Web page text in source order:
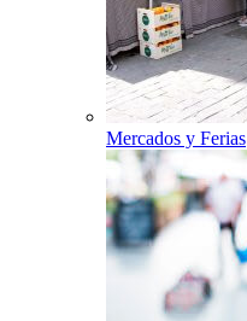
Mercados y Ferias